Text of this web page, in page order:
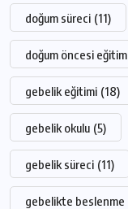
doğum süreci (11)
doğum öncesi eğitim
gebelik eğitimi (18)
gebelik okulu (5)
gebelik süreci (11)
gebelikte beslenme